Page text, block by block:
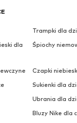
Trampki dla
dla
Śpiochy
Czapki
Sukienki dla
Ubrania dla
Bluzy Nike dla